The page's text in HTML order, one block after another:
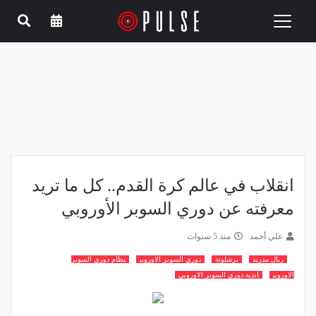
Toggle
انقلاب في عالم كرة القدم.. كل ما تريد
معرفته عن دوري السوبر الأوروبي
علي أحمد منذ 5 سنوات
ريال مدريد برشلونة دوري السوبر الاوروبي
نظام دوري السوبر
الاوروبي
اندية دوري السوبر الاوروبي